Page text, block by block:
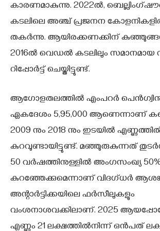
കാരണമാകുന്നു. 2022ല്‍,
കടലിലെ അഞ്ച് പ്രജനന
തകര്‍ന്നു. ആയിരക്കണക്കിന് കുഞ്ഞുങ്ങള്‍
2016ല്‍ വെഡല്‍ കടലിലും സമാനമായ
റിപ്പോര്‍ട്ട് ചെയ്തിട്ടുണ്ട്.
ആഗോളതലത്തില്‍ എംപറര്‍
ഏകദേശം 5,95,000 ആണെന്നാണ്
2009 നും 2018 നും ഇടയില്‍ എണ്ണത്തില്‍
കുറവുണ്ടായിട്ടുണ്ട്. മഞ്ഞുരുകുന്നത്
50 വര്‍ഷത്തിനുള്ളില്‍ അംഗസംഖ്യ
കുറഞ്ഞേക്കുമെന്നാണ് വിദഗ്ധര്‍
അന്റാര്‍ട്ടിക്കയിലെ ഫര്‍സീലുകളും
വംശനാശവക്കിലാണ്. 2025
എണ്ണം 21 ലക്ഷത്തില്‍നിന്ന് ഒന്‍പത്